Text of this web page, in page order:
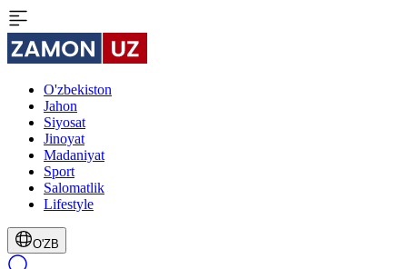
O'zbekiston
Jahon
Siyosat
Jinoyat
Madaniyat
Sport
Salomatlik
Lifestyle
O'ZB